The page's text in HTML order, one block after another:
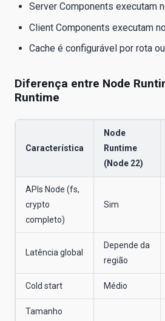
Server Components executam
Client Components executam
Cache é configurável por rota
Diferença entre Node
Runtime
Característica
Node
Runtime
(Node 22)
APIs Node (fs,
crypto
completo)
Sim
Latência global
Depende da
região
Cold start Médio
Tamanho